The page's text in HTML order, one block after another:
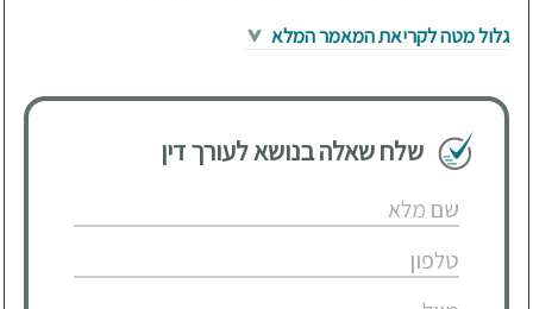
גלול מטה לקריאת המאמר המלא
שלח שאלה בנושא לעורך דין